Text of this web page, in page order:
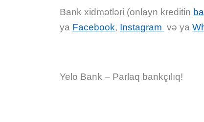
Bank xidmətləri (onlayn kreditin
ya Facebook, Instagram və ya
Yelo Bank – Parlaq bankçılıq!